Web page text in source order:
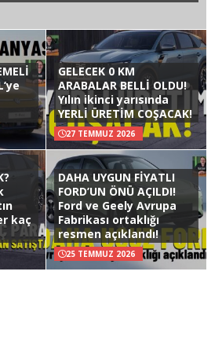
GELECEK 0 KM
ARABALAR BELLİ OLDU!
Yılın ikinci yarısında
YERLİ ÜRETİM COŞACAK!
27 TEMMUZ 2026
kaç
DAHA UYGUN FİYATLI
FORD’UN ÖNÜ AÇILDI!
Ford ve Geely Avrupa
Fabrikası ortaklığı
resmen açıklandı!
25 TEMMUZ 2026